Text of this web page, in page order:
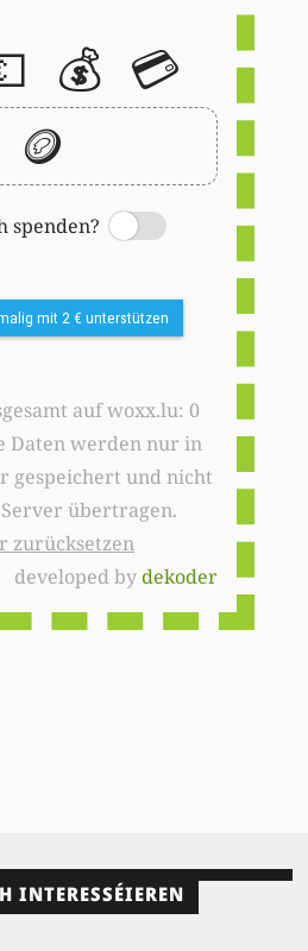
💰 💳
🪙
spenden?
Switch
mit 2 € unterstützen
auf woxx.lu: 0
Daten werden nur in
gespeichert und nicht
übertragen.
zurücksetzen
developed bydekoder
INTERESSÉIEREN